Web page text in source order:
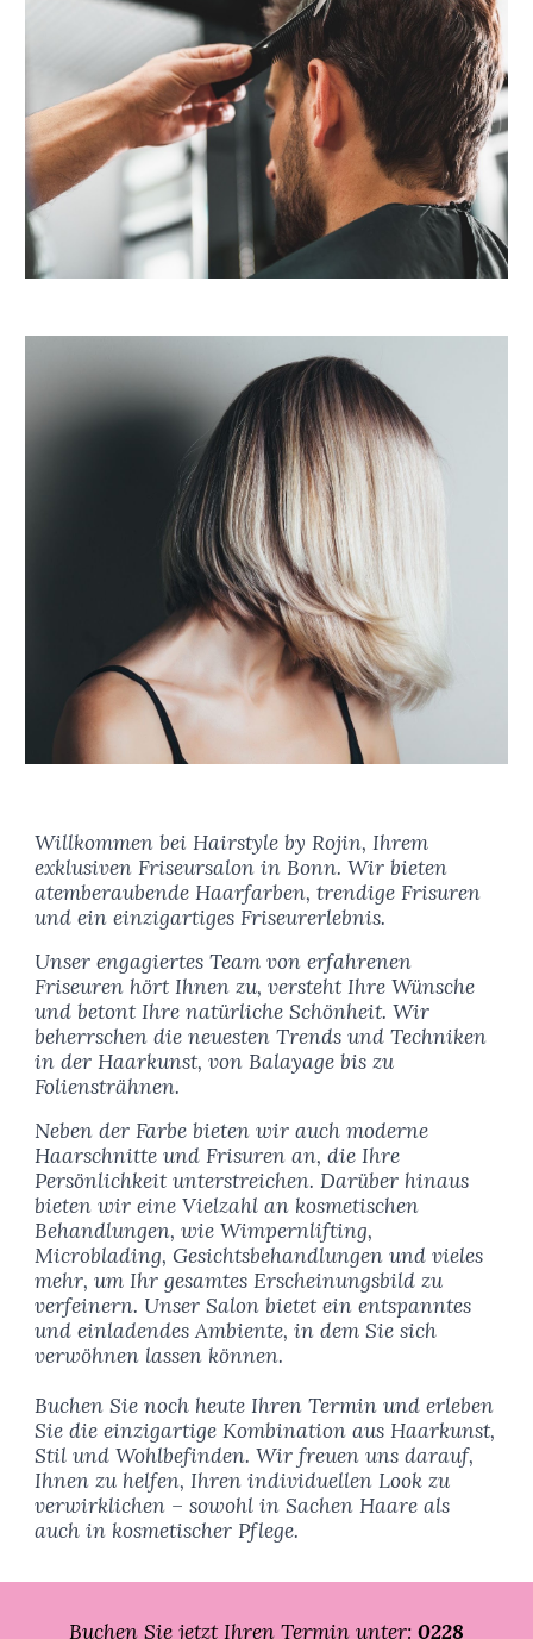
Willkommen bei Hairstyle by Rojin, Ihrem
exklusiven Friseursalon in Bonn. Wir bieten
atemberaubende Haarfarben, trendige Frisuren
und ein einzigartiges Friseurerlebnis.
Unser engagiertes Team von erfahrenen
Friseuren hört Ihnen zu, versteht Ihre Wünsche
und betont Ihre natürliche Schönheit. Wir
beherrschen die neuesten Trends und Techniken
in der Haarkunst, von Balayage bis zu
Foliensträhnen.
Neben der Farbe bieten wir auch moderne
Haarschnitte und Frisuren an, die Ihre
Persönlichkeit unterstreichen. Darüber hinaus
bieten wir eine Vielzahl an kosmetischen
Behandlungen, wie Wimpernlifting,
Microblading, Gesichtsbehandlungen und vieles
mehr, um Ihr gesamtes Erscheinungsbild zu
verfeinern. Unser Salon bietet ein entspanntes
und einladendes Ambiente, in dem Sie sich
verwöhnen lassen können.
Buchen Sie noch heute Ihren Termin und erleben
Sie die einzigartige Kombination aus Haarkunst,
Stil und Wohlbefinden. Wir freuen uns darauf,
Ihnen zu helfen, Ihren individuellen Look zu
verwirklichen – sowohl in Sachen Haare als
auch in kosmetischer Pflege.
Buchen Sie jetzt Ihren Termin unter: 0228